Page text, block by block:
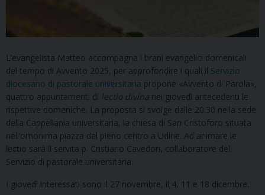
L’evangelista Matteo accompagna i brani evangelici domenicali
del tempo di Avvento 2025, per approfondire i quali il Servizio
diocesano di pastorale universitaria propone «Avvento di Parola»,
quattro appuntamenti di lectio divina nei giovedì antecedenti le
rispettive domeniche. La proposta si svolge dalle 20.30 nella sede
della Cappellania universitaria, la chiesa di San Cristoforo situata
nell’omonima piazza del pieno centro a Udine. Ad animare le
lectio sarà il servita p. Cristiano Cavedon, collaboratore del
Servizio di pastorale universitaria.
I giovedì interessati sono il 27 novembre, il 4, 11 e 18 dicembre.